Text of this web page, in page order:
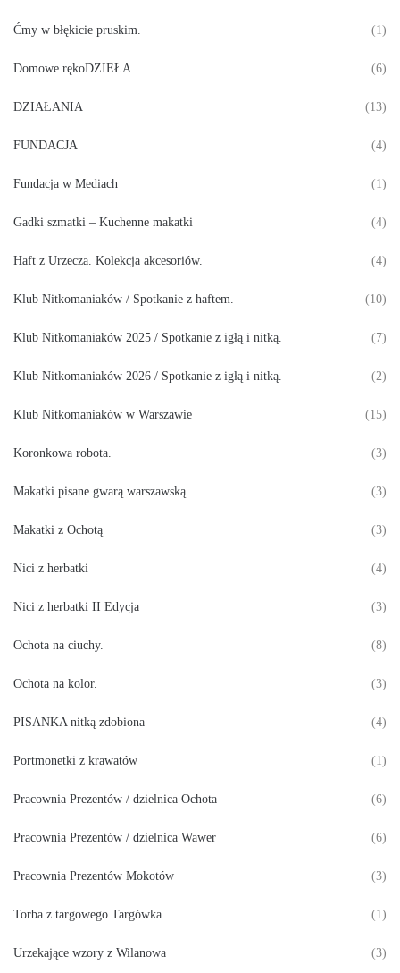
Ćmy w błękicie pruskim. (1)
Domowe rękoDZIEŁA (6)
DZIAŁANIA (13)
FUNDACJA (4)
Fundacja w Mediach (1)
Gadki szmatki – Kuchenne makatki (4)
Haft z Urzecza. Kolekcja akcesoriów. (4)
Klub Nitkomaniaków / Spotkanie z haftem. (10)
Klub Nitkomaniaków 2025 / Spotkanie z igłą i nitką. (7)
Klub Nitkomaniaków 2026 / Spotkanie z igłą i nitką. (2)
Klub Nitkomaniaków w Warszawie (15)
Koronkowa robota. (3)
Makatki pisane gwarą warszawską (3)
Makatki z Ochotą (3)
Nici z herbatki (4)
Nici z herbatki II Edycja (3)
Ochota na ciuchy. (8)
Ochota na kolor. (3)
PISANKA nitką zdobiona (4)
Portmonetki z krawatów (1)
Pracownia Prezentów / dzielnica Ochota (6)
Pracownia Prezentów / dzielnica Wawer (6)
Pracownia Prezentów Mokotów (3)
Torba z targowego Targówka (1)
Urzekające wzory z Wilanowa (3)